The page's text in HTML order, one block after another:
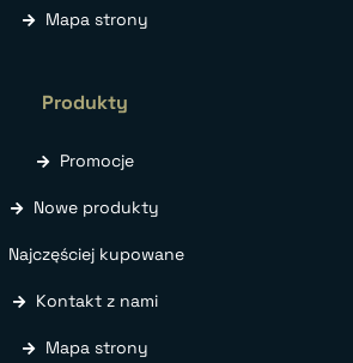
Mapa strony
Produkty
Promocje
Nowe produkty
Najczęściej kupowane
Kontakt z nami
Mapa strony